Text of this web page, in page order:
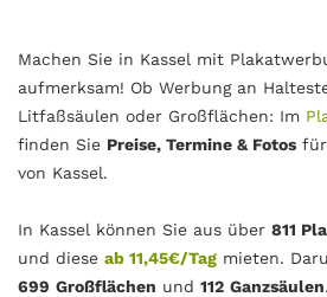
Machen Sie in Kassel mit
aufmerksam! Ob Werbung an
Litfaßsäulen oder Großflächen: Im
finden Sie Preise, Termine & Fotos
von Kassel.
In Kassel können Sie aus über 811
und diese ab 11,45€/Tag mieten.
699 Großflächen und 112 Ganzsäulen.